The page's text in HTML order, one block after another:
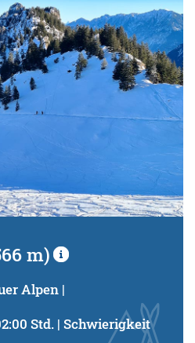
m)
Alpen |
Std. | Schwierigkeit